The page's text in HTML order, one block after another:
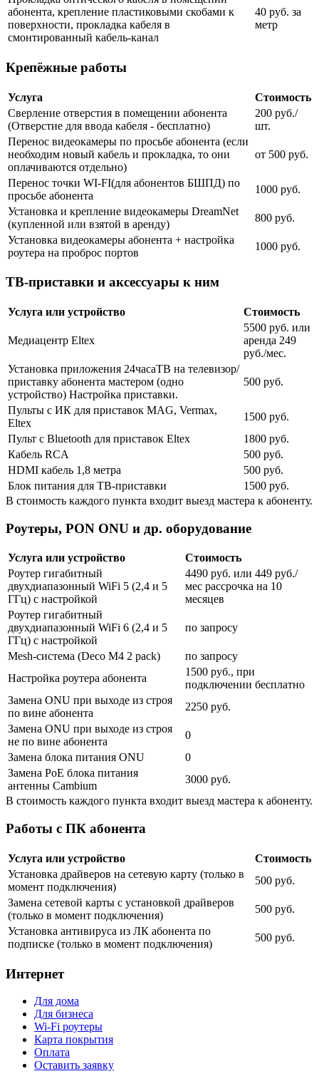
абонента, крепление пластиковыми скобами к
поверхности, прокладка кабеля в
смонтированный кабель-канал
40 руб. за
метр
Крепёжные работы
Услуга
Стоимость
Сверление отверстия в помещении абонента
(Отверстие для ввода кабеля - бесплатно)
200 руб./
шт.
Перенос видеокамеры по просьбе абонента (если
необходим новый кабель и прокладка, то они
оплачиваются отдельно)
от 500 руб.
Перенос точки WI-FI(для абонентов БШПД) по
просьбе абонента
1000 руб.
Установка и крепление видеокамеры DreamNet
(купленной или взятой в аренду)
800 руб.
Установка видеокамеры абонента + настройка
роутера на проброс портов
1000 руб.
ТВ-приставки и аксессуары к ним
Услуга или устройство Стоимость
Медиацентр Eltex
5500 руб. или
аренда 249
руб./мес.
Установка приложения 24часаТВ на телевизор/
приставку абонента мастером (одно
устройство) Настройка приставки.
500 руб.
Пульты с ИК для приставок MAG, Vermax,
Eltex
1500 руб.
Пульт с Bluetooth для приставок Eltex
1800 руб.
Кабель RCA
500 руб.
HDMI кабель 1,8 метра
500 руб.
Блок питания для ТВ-приставки
1500 руб.
В стоимость каждого пункта входит выезд мастера к абоненту.
Роутеры, PON ONU и др. оборудование
Услуга или устройство
Стоимость
Роутер гигабитный
двухдиапазонный WiFi 5 (2,4 и 5
ГГц) с настройкой
4490 руб. или 449 руб./
мес рассрочка на 10
месяцев
Роутер гигабитный
двухдиапазонный WiFi 6 (2,4 и 5
ГГц) с настройкой
по запросу
Mesh-система (Deco M4 2 pack)
по запросу
Настройка роутера абонента
1500 руб., при
подключении бесплатно
Замена ONU при выходе из строя
по вине абонента
2250 руб.
Замена ONU при выходе из строя
не по вине абонента
0
Замена блока питания ONU
0
Замена PoE блока питания
антенны Cambium
3000 руб.
В стоимость каждого пункта входит выезд мастера к абоненту.
Работы с ПК абонента
Услуга или устройство
Стоимость
Установка драйверов на сетевую карту (только в
момент подключения)
500 руб.
Замена сетевой карты с установкой драйверов
(только в момент подключения)
500 руб.
Установка антивируса из ЛК абонента по
подписке (только в момент подключения)
500 руб.
Интернет
Для дома
Для бизнеса
Wi-Fi роутеры
Карта покрытия
Оплата
Оставить заявку